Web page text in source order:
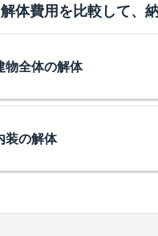
解体費用を比較して、
物全体の解体
装の解体